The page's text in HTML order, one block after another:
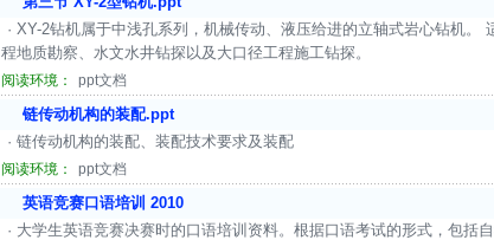
· XY-2钻机属于中浅孔系列，机械传动、液压给进的立轴式岩心钻机
程地质勘察、水文水井钻探以及大口径工程施工钻探。
阅读环境： ppt文档
链传动机构的装配.ppt
· 链传动机构的装配、装配技术要求及装配
阅读环境： ppt文档
英语竞赛口语培训 2010
· 大学生英语竞赛决赛时的口语培训资料。根据口语考试的形式，包括